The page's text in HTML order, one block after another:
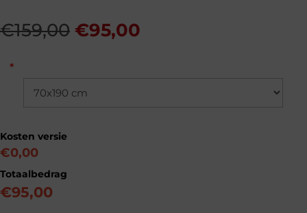
€159,00 Oorspronkelijke
prijs
€95,00
*
Kosten versie
€0,00
Totaalbedrag
€95,00